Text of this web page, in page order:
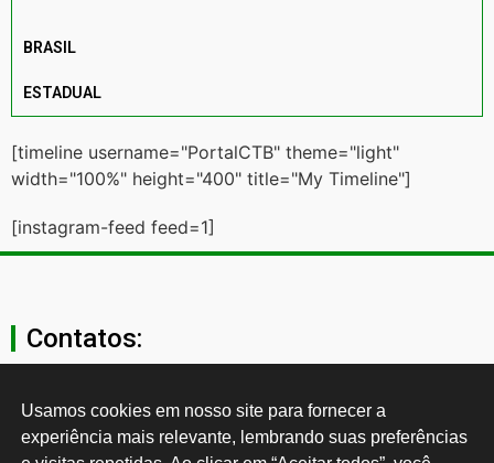
BRASIL
ESTADUAL
[timeline username="PortalCTB" theme="light"
width="100%" height="400" title="My Timeline"]
[instagram-feed feed=1]
Contatos:
secgeral@ctb.org.br
11 3874-0040
Usamos cookies em nosso site para fornecer a
experiência mais relevante, lembrando suas preferências